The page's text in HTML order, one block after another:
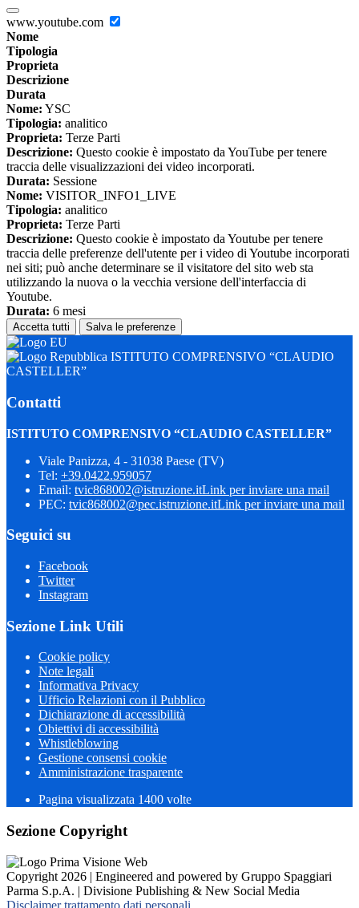
www.youtube.com
Nome
Tipologia
Proprieta
Descrizione
Durata
Nome: YSC
Tipologia: analitico
Proprieta: Terze Parti
Descrizione: Questo cookie è impostato da YouTube per tenere
traccia delle visualizzazioni dei video incorporati.
Durata: Sessione
Nome: VISITOR_INFO1_LIVE
Tipologia: analitico
Proprieta: Terze Parti
Descrizione: Questo cookie è impostato da Youtube per tenere
traccia delle preferenze dell'utente per i video di Youtube incorporati
nei siti; può anche determinare se il visitatore del sito web sta
utilizzando la nuova o la vecchia versione dell'interfaccia di
Youtube.
Durata: 6 mesi
Accetta tutti Salva le preferenze
ISTITUTO COMPRENSIVO “CLAUDIO
CASTELLER”
Contatti
ISTITUTO COMPRENSIVO “CLAUDIO CASTELLER”
Viale Panizza, 4 - 31038 Paese (TV)
Tel: +39.0422.959057
Email: tvic868002@istruzione.itLink per inviare una mail
PEC: tvic868002@pec.istruzione.itLink per inviare una mail
Seguici su
Facebook
Twitter
Instagram
Sezione Link Utili
Cookie policy
Note legali
Informativa Privacy
Ufficio Relazioni con il Pubblico
Dichiarazione di accessibilità
Obiettivi di accessibilità
Whistleblowing
Gestione consensi cookie
Amministrazione trasparente
Pagina visualizzata 1400 volte
Sezione Copyright
Copyright 2026 | Engineered and powered by Gruppo Spaggiari
Parma S.p.A. | Divisione Publishing & New Social Media
Disclaimer trattamento dati personali